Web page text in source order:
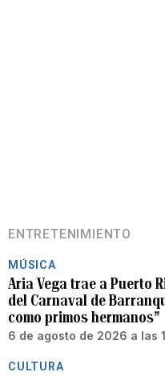
ENTRETENIMIENTO
MÚSICA
Aria Vega trae a Puerto
del Carnaval de
como primos hermanos”
6 de agosto de 2026 a las
CULTURA